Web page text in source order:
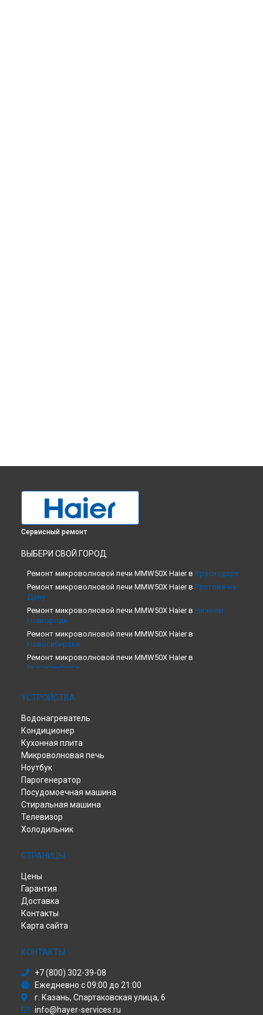
Сервисный ремонт
ВЫБЕРИ СВОЙ ГОРОД
Ремонт микроволновой печи MMW50X Haier в Краснодаре
Ремонт микроволновой печи MMW50X Haier в Ростове-на-
Дону
Ремонт микроволновой печи MMW50X Haier в Нижнем
Новгороде
Ремонт микроволновой печи MMW50X Haier в
Новосибирске
Ремонт микроволновой печи MMW50X Haier в
Екатеринбурге
Ремонт микроволновой печи MMW50X Haier в
Петербурге
УСТРОЙСТВА
Водонагреватель
Кондиционер
Кухонная плита
Микроволновая печь
Ноутбук
Парогенератор
Посудомоечная машина
Стиральная машина
Телевизор
Холодильник
СТРАНИЦЫ
Цены
Гарантия
Доставка
Контакты
Карта сайта
КОНТАКТЫ
+7 (800) 302-39-08
Ежедневно с 09:00 до 21:00
г. Казань, Спартаковская улица, 6
info@hayer-services.ru